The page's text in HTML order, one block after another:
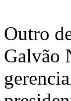
Outro
Galvão